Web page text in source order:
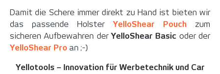
Damit die Schere immer direkt zu Hand ist bieten wir
das passende Holster YelloShear Pouch zum
sicheren Aufbewahren der YelloShear Basic oder der
YelloShear Pro an ;-)
Yellotools – Innovation für Werbetechnik und Car